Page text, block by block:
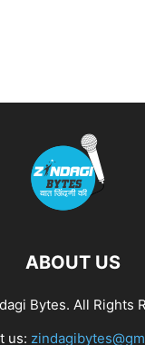
ABOUT US
Bytes. All Rights
us: